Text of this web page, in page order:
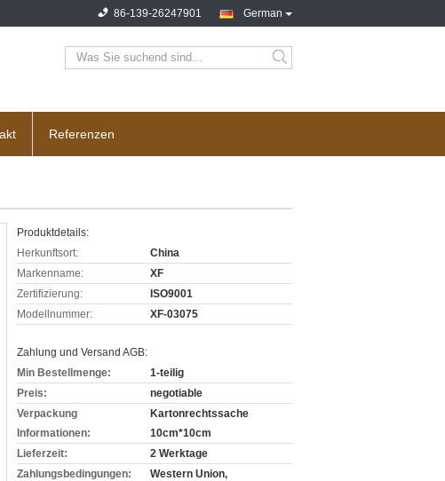
German
86-139-26247901
Referenzen
Produktdetails:
Herkunftsort:
China
Markenname:
XF
Zertifizierung:
ISO9001
Modellnummer:
XF-03075
Zahlung und Versand AGB:
Min Bestellmenge:
1-teilig
Preis:
negotiable
Verpackung
Informationen:
Kartonrechtssache
10cm*10cm
Lieferzeit:
2 Werktage
Zahlungsbedingungen:
Western Union,